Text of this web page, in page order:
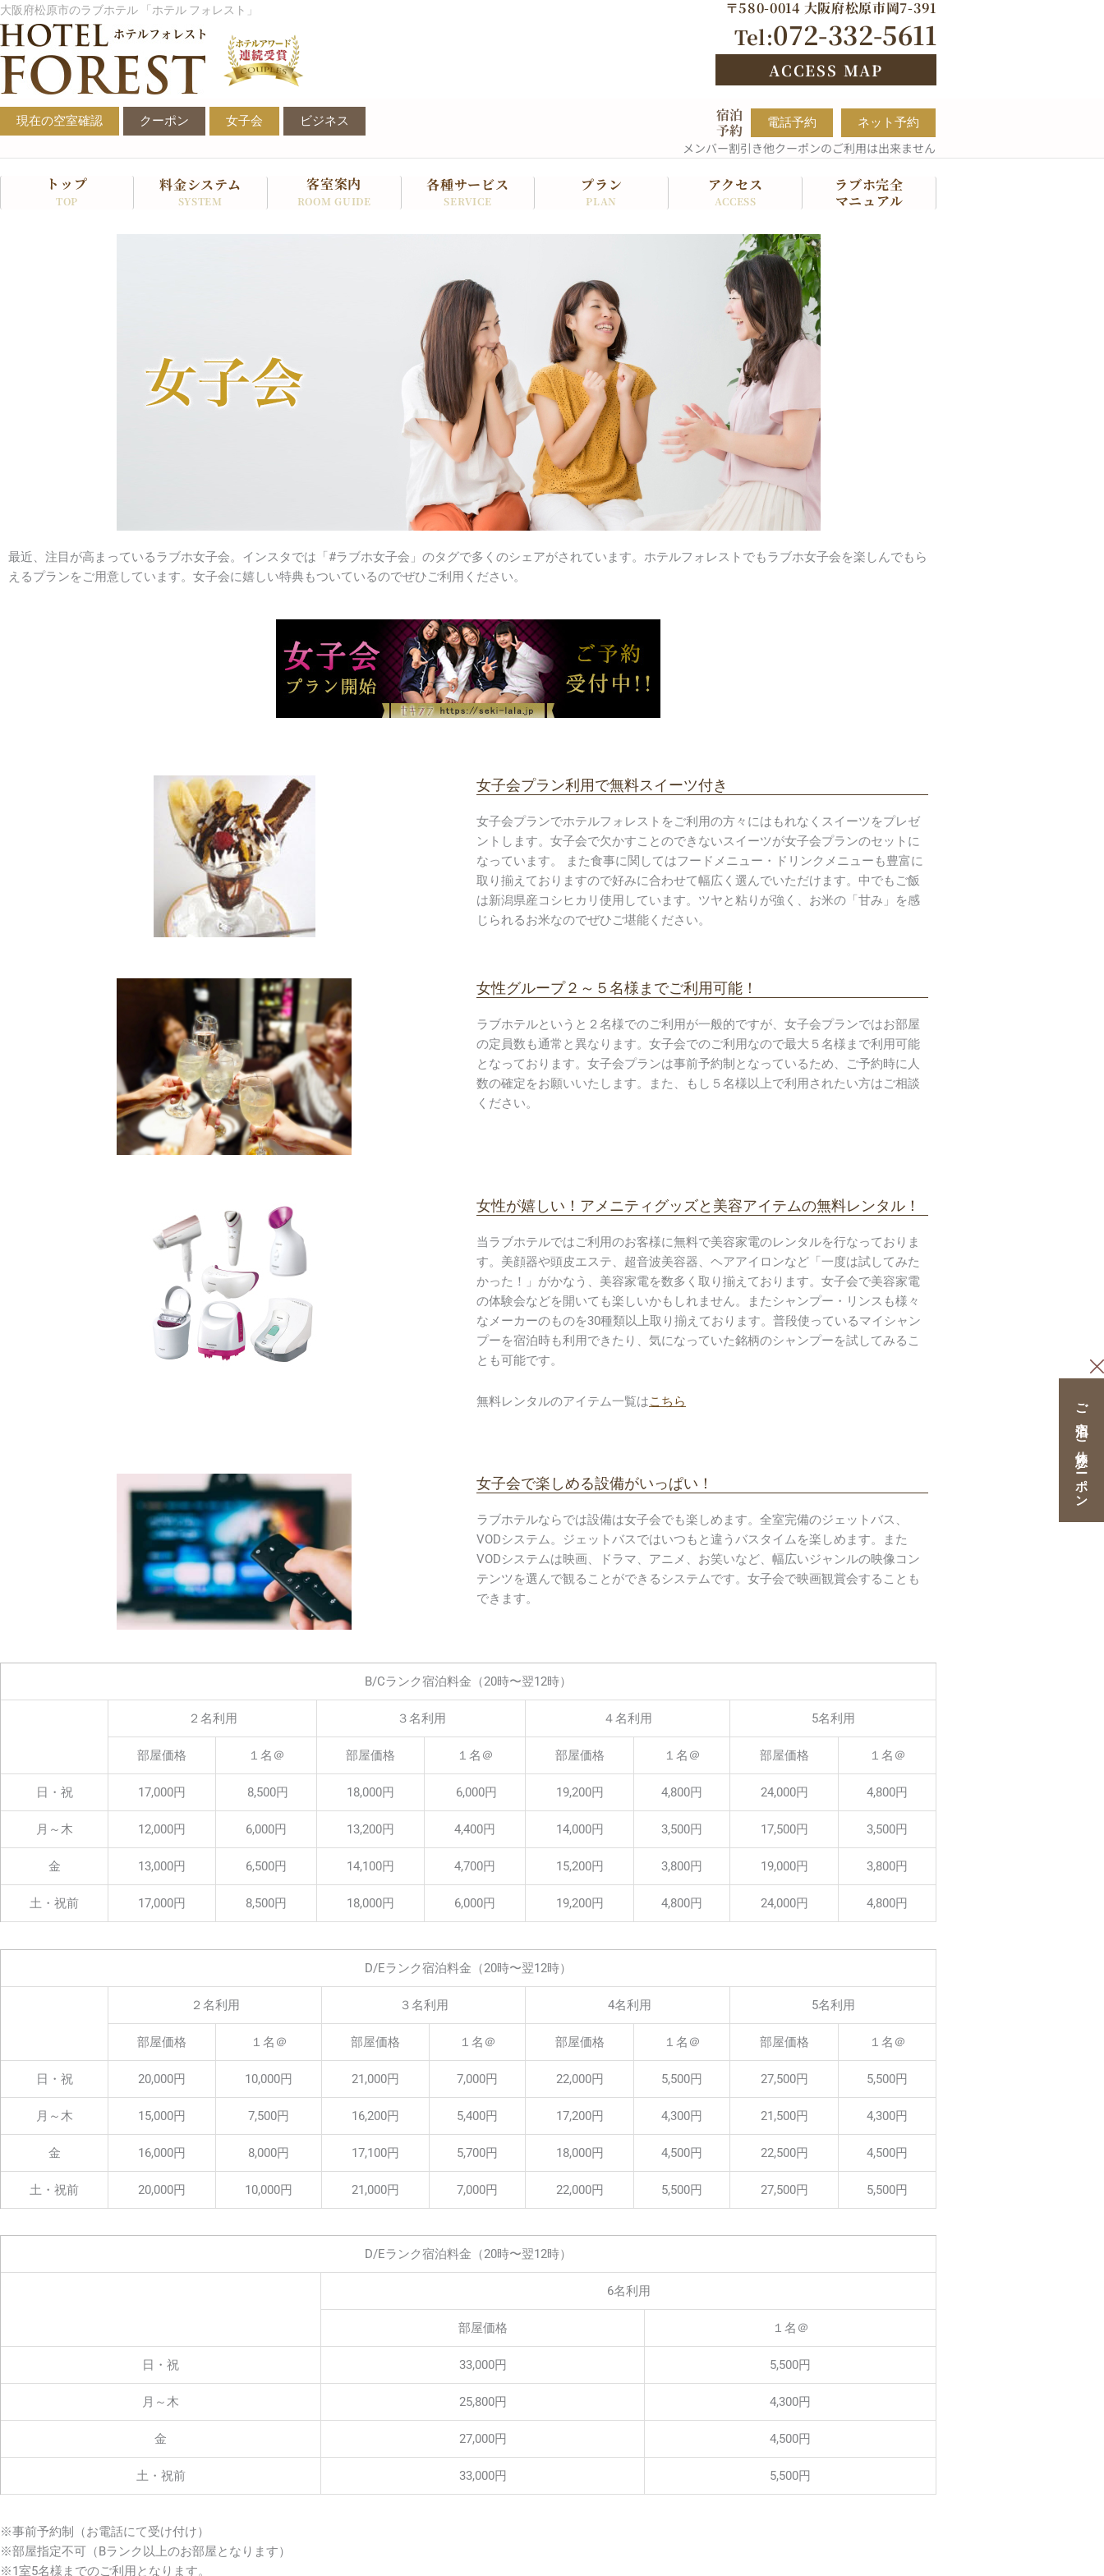
内
容
を
キ
ッ
大阪府松原市のラブホテル 「ホテル フォレスト」 〒580-0014 大阪府松原市岡7-391
Tel:072-332-5611
ACCESS MAP
現在の空室確認 クーポン 女子会 ビジネス
宿泊
予約
電話予約 ネット予約
メンバー割引き他クーポンのご利用は出来ません
トップ
TOP
料金システム
SYSTEM
客室案内
ROOM GUIDE
各種サービス
SERVICE
プラン
PLAN
アクセス
ACCESS
ラブホ完全
マニュアル
最近、注目が高まっているラブホ女子会。インスタでは「#ラブホ女子会」のタグで多くのシェアがされています。ホテルフォレストでもラブホ女子会を楽しんでもら
えるプランをご用意しています。女子会に嬉しい特典もついているのでぜひご利用ください。
女子会プラン利用で無料スイーツ付き
女子会プランでホテルフォレストをご利用の方々にはもれなくスイーツをプレゼ
ントします。女子会で欠かすことのできないスイーツが女子会プランのセットに
なっています。 また食事に関してはフードメニュー・ドリンクメニューも豊富に
取り揃えておりますので好みに合わせて幅広く選んでいただけます。中でもご飯
は新潟県産コシヒカリ使用しています。ツヤと粘りが強く、お米の「甘み」を感
じられるお米なのでぜひご堪能ください。
女性グループ２～５名様までご利用可能！
ラブホテルというと２名様でのご利用が一般的ですが、女子会プランではお部屋
の定員数も通常と異なります。女子会でのご利用なので最大５名様まで利用可能
となっております。女子会プランは事前予約制となっているため、ご予約時に人
数の確定をお願いいたします。また、もし５名様以上で利用されたい方はご相談
ください。
女性が嬉しい！アメニティグッズと美容アイテムの無料レンタル！
当ラブホテルではご利用のお客様に無料で美容家電のレンタルを行なっておりま
す。美顔器や頭皮エステ、超音波美容器、ヘアアイロンなど「一度は試してみた
かった！」がかなう、美容家電を数多く取り揃えております。女子会で美容家電
の体験会などを開いても楽しいかもしれません。またシャンプー・リンスも様々
なメーカーのものを30種類以上取り揃えております。普段使っているマイシャン
プーを宿泊時も利用できたり、気になっていた銘柄のシャンプーを試してみるこ
とも可能です。
無料レンタルのアイテム一覧はこちら
女子会で楽しめる設備がいっぱい！
ラブホテルならでは設備は女子会でも楽しめます。全室完備のジェットバス、
VODシステム。ジェットバスではいつもと違うバスタイムを楽しめます。また
VODシステムは映画、ドラマ、アニメ、お笑いなど、幅広いジャンルの映像コン
テンツを選んで観ることができるシステムです。女子会で映画観賞会することも
できます。
B/Cランク宿泊料金（20時〜翌12時）
２名利用 ３名利用 ４名利用 5名利用
部屋価格 １名＠ 部屋価格 １名＠ 部屋価格 １名＠ 部屋価格 １名＠
日・祝 17,000円 8,500円 18,000円 6,000円 19,200円 4,800円 24,000円 4,800円
月～木 12,000円 6,000円 13,200円 4,400円 14,000円 3,500円 17,500円 3,500円
金 13,000円 6,500円 14,100円 4,700円 15,200円 3,800円 19,000円 3,800円
土・祝前 17,000円 8,500円 18,000円 6,000円 19,200円 4,800円 24,000円 4,800円
D/Eランク宿泊料金（20時〜翌12時）
２名利用 ３名利用 4名利用 5名利用
部屋価格 １名＠ 部屋価格 １名＠ 部屋価格 １名＠ 部屋価格 １名＠
日・祝 20,000円 10,000円 21,000円 7,000円 22,000円 5,500円 27,500円 5,500円
月～木 15,000円 7,500円 16,200円 5,400円 17,200円 4,300円 21,500円 4,300円
金 16,000円 8,000円 17,100円 5,700円 18,000円 4,500円 22,500円 4,500円
土・祝前 20,000円 10,000円 21,000円 7,000円 22,000円 5,500円 27,500円 5,500円
D/Eランク宿泊料金（20時〜翌12時）
6名利用
部屋価格 １名＠
日・祝 33,000円 5,500円
月～木 25,800円 4,300円
金 27,000円 4,500円
土・祝前 33,000円 5,500円
※事前予約制（お電話にて受け付け）
※部屋指定不可（Bランク以上のお部屋となります）
※1室5名様までのご利用となります。
ご宿泊・ご休憩クーポン